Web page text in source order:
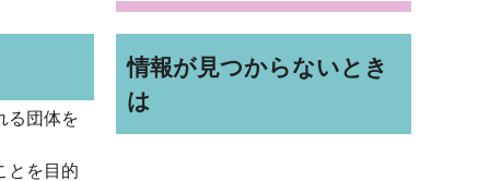
る団体を
とを目的
情報が見つからないとき
は